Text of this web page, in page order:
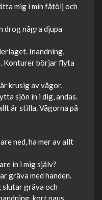
mig i min fåtölj och
drog några djupa
Inandning,
Konturer börjar flyta
krusig av vågor,
sjön in i dig, andas.
är stilla. Vågorna på
ned, ha mer av allt
in i mig själv?
gräva med handen.
slutar gräva och
kort paus,